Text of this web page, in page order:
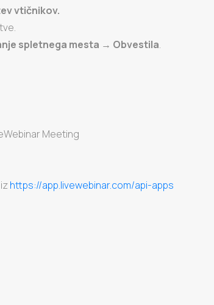
vtičnikov.
spletnega mesta → Obvestila.
Meeting
https://app.livewebinar.com/api-apps